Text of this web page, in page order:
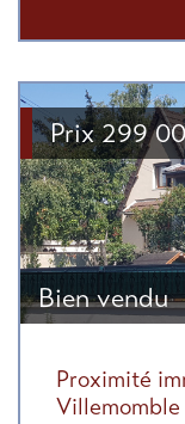
Bien vendu
Prix 299
Proximité
Villemomble